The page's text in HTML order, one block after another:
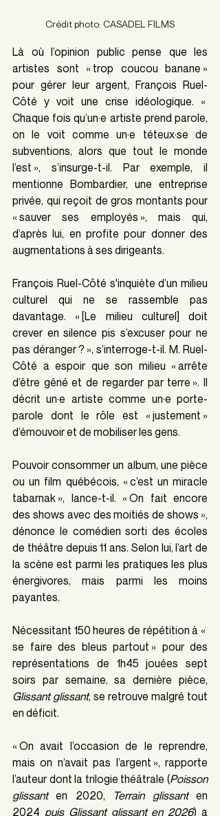
Crédit photo: CASADEL FILMS
Là où l’opinion public pense que les
artistes sont « trop coucou banane »
pour gérer leur argent, François Ruel-
Côté y voit une crise idéologique. «
Chaque fois qu’un·e artiste prend parole,
on le voit comme un·e téteux·se de
subventions, alors que tout le monde
l’est », s’insurge-t-il. Par exemple, il
mentionne Bombardier, une entreprise
privée, qui reçoit de gros montants pour
« sauver ses employés », mais qui,
d’après lui, en profite pour donner des
augmentations à ses dirigeants.
François Ruel-Côté s'inquiète d’un milieu
culturel qui ne se rassemble pas
davantage. « [Le milieu culturel] doit
crever en silence pis s’excuser pour ne
pas déranger ? », s’interroge-t-il. M. Ruel-
Côté a espoir que son milieu « arrête
d’être gêné et de regarder par terre ». Il
décrit un·e artiste comme un·e porte-
parole dont le rôle est « justement »
d’émouvoir et de mobiliser les gens.
Pouvoir consommer un album, une pièce
ou un film québécois, « c’est un miracle
tabarnak », lance-t-il. « On fait encore
des shows avec des moitiés de shows »,
dénonce le comédien sorti des écoles
de théâtre depuis 11 ans. Selon lui, l’art de
la scène est parmi les pratiques les plus
énergivores, mais parmi les moins
payantes.
Nécessitant 150 heures de répétition à «
se faire des bleus partout » pour des
représentations de 1h45 jouées sept
Glissant glissant, se retrouve malgré tout
en déficit.
« On avait l’occasion de le reprendre,
mais on n’avait pas l’argent », rapporte
l’auteur dont la trilogie théâtrale (Poisson
glissant en 2020, Terrain glissant en
2024 puis Glissant glissant en 2026) a